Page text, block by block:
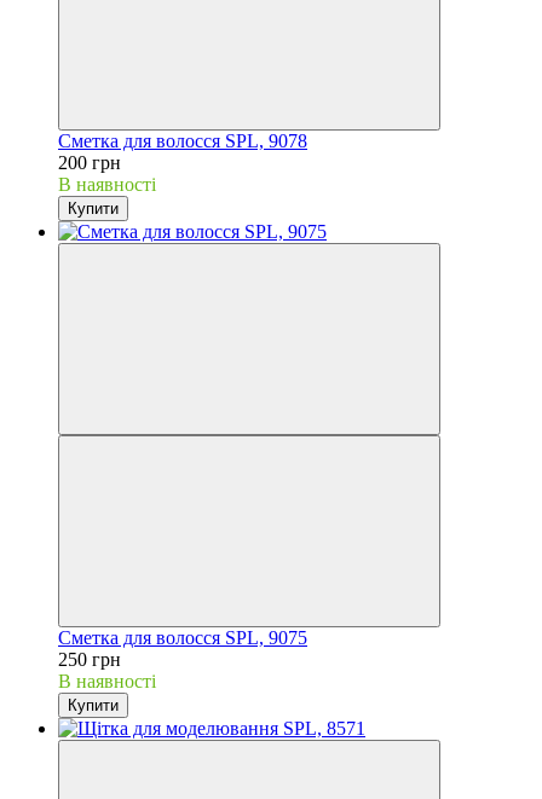
Сметка для волосся SPL, 9078
200 грн
В наявності
Купити
Сметка для волосся SPL, 9075
250 грн
В наявності
Купити